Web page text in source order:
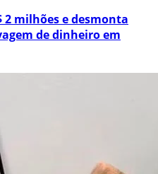
2 milhões e desmonta
de dinheiro em